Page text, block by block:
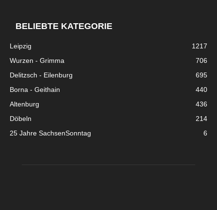
BELIEBTE KATEGORIE
Leipzig
1217
Wurzen - Grimma
706
Delitzsch - Eilenburg
695
Borna - Geithain
440
Altenburg
436
Döbeln
214
25 Jahre SachsenSonntag
6